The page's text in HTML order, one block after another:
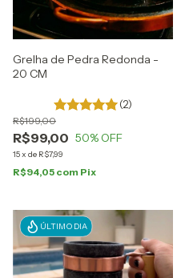
Grelha de Pedra Redonda -
20 CM
(2)
R$99,00
R$199,00
50% OFF
15x de R$7,99
R$94,05 com Pix
ÚLTIMO DIA